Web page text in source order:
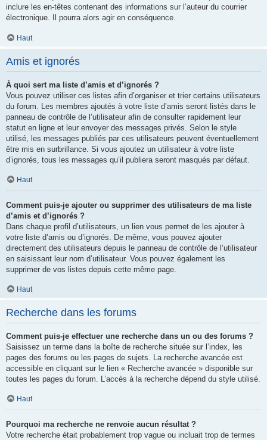
inclure les en-têtes contenant des informations sur l’auteur du courrier
électronique. Il pourra alors agir en conséquence.
Haut
Amis et ignorés
À quoi sert ma liste d’amis et d’ignorés ?
Vous pouvez utiliser ces listes afin d’organiser et trier certains utilisateurs
du forum. Les membres ajoutés à votre liste d’amis seront listés dans le
panneau de contrôle de l’utilisateur afin de consulter rapidement leur
statut en ligne et leur envoyer des messages privés. Selon le style
utilisé, les messages publiés par ces utilisateurs peuvent éventuellement
être mis en surbrillance. Si vous ajoutez un utilisateur à votre liste
d’ignorés, tous les messages qu’il publiera seront masqués par défaut.
Haut
Comment puis-je ajouter ou supprimer des utilisateurs de ma liste
d’amis et d’ignorés ?
Dans chaque profil d’utilisateurs, un lien vous permet de les ajouter à
votre liste d’amis ou d’ignorés. De même, vous pouvez ajouter
directement des utilisateurs depuis le panneau de contrôle de l’utilisateur
en saisissant leur nom d’utilisateur. Vous pouvez également les
supprimer de vos listes depuis cette même page.
Haut
Recherche dans les forums
Comment puis-je effectuer une recherche dans un ou des forums ?
Saisissez un terme dans la boîte de recherche située sur l’index, les
pages des forums ou les pages de sujets. La recherche avancée est
accessible en cliquant sur le lien « Recherche avancée » disponible sur
toutes les pages du forum. L’accès à la recherche dépend du style utilisé.
Haut
Pourquoi ma recherche ne renvoie aucun résultat ?
Votre recherche était probablement trop vague ou incluait trop de termes